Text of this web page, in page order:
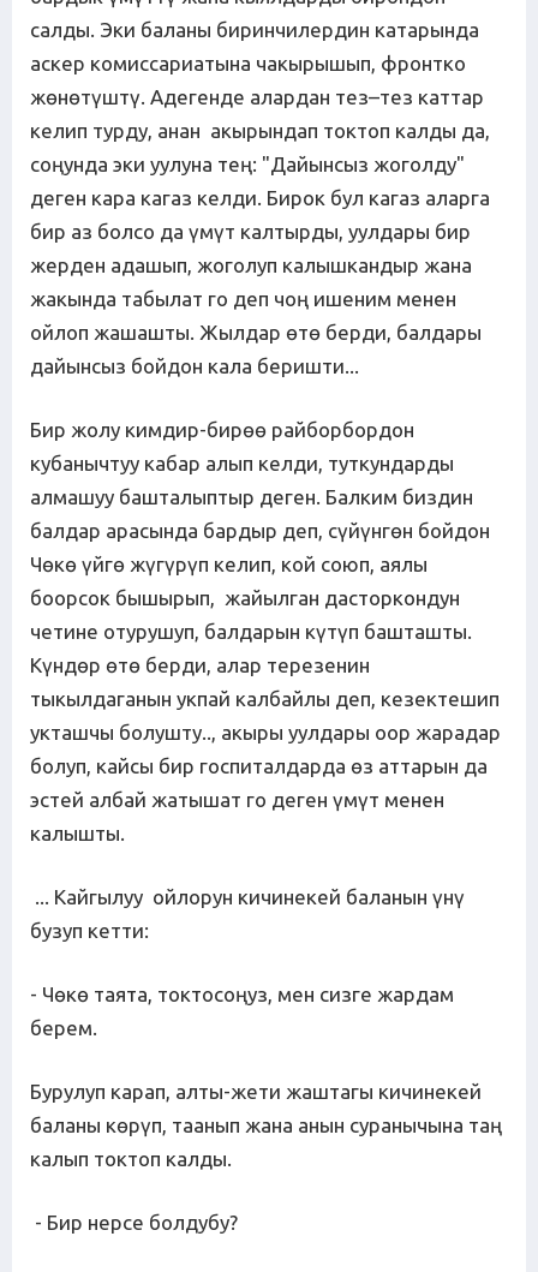
салды. Эки баланы биринчилердин катарында
аскер комиссариатына чакырышып, фронтко
жөнөтүштү. Адегенде алардан тез–тез каттар
келип турду, анан акырындап токтоп калды да,
соңунда эки уулуна тең: "Дайынсыз жоголду"
деген кара кагаз келди. Бирок бул кагаз аларга
бир аз болсо да үмүт калтырды, уулдары бир
жерден адашып, жоголуп калышкандыр жана
жакында табылат го деп чоң ишеним менен
ойлоп жашашты. Жылдар өтө берди, балдары
дайынсыз бойдон кала беришти...
Бир жолу кимдир-бирөө райборбордон
кубанычтуу кабар алып келди, туткундарды
алмашуу башталыптыр деген. Балким биздин
балдар арасында бардыр деп, сүйүнгөн бойдон
Чөкө үйгө жүгүрүп келип, кой союп, аялы
боорсок бышырып, жайылган дасторкондун
четине отурушуп, балдарын күтүп башташты.
Күндөр өтө берди, алар терезенин
тыкылдаганын укпай калбайлы деп, кезектешип
укташчы болушту.., акыры уулдары оор жарадар
болуп, кайсы бир госпиталдарда өз аттарын да
эстей албай жатышат го деген үмүт менен
калышты.
... Кайгылуу ойлорун кичинекей баланын үнү
бузуп кетти:
- Чөкө таята, токтосоңуз, мен сизге жардам
берем.
Бурулуп карап, алты-жети жаштагы кичинекей
баланы көрүп, таанып жана анын суранычына таң
калып токтоп калды.
- Бир нерсе болдубу?